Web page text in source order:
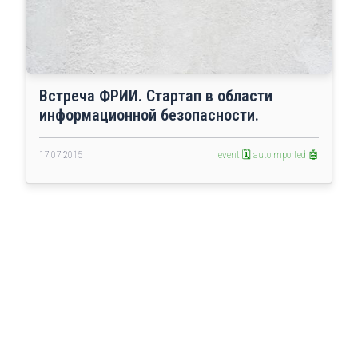
Встреча ФРИИ. Стартап в области
информационной безопасности.
17.07.2015 event 🗓️ autoimported 🤖